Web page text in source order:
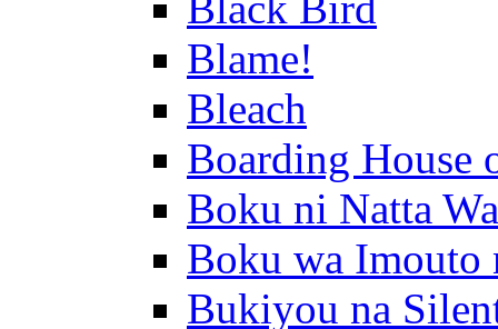
Blame!
Bleach
Boarding House
Boku ni Natta
Boku wa
Bukiyou na